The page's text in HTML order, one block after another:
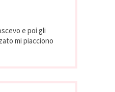
e poi gli
mi piacciono